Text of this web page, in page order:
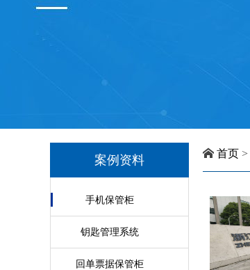
案例资料
手机保管柜
钥匙管理系统
回单票据保管柜
首页 >